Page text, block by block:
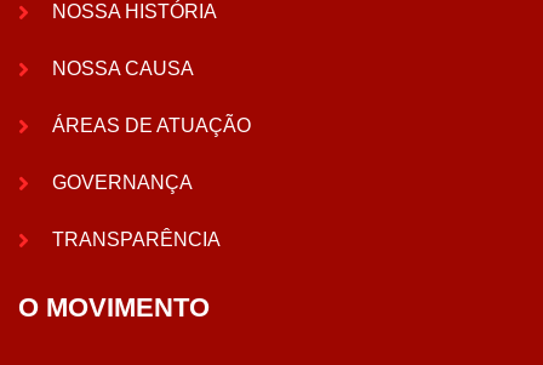
NOSSA HISTÓRIA
NOSSA CAUSA
ÁREAS DE ATUAÇÃO
GOVERNANÇA
TRANSPARÊNCIA
O MOVIMENTO